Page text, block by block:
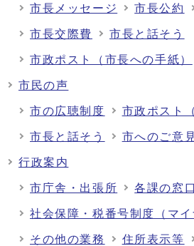
市長メッセージ 市長公約
市長交際費 市長と話そう
市政ポスト（市長への手紙）
市民の声
市の広聴制度 市政ポスト
市長と話そう 市へのご意
行政案内
市庁舎・出張所 各課の窓口
社会保障・税番号制度（マイ
その他の業務 住所表示等